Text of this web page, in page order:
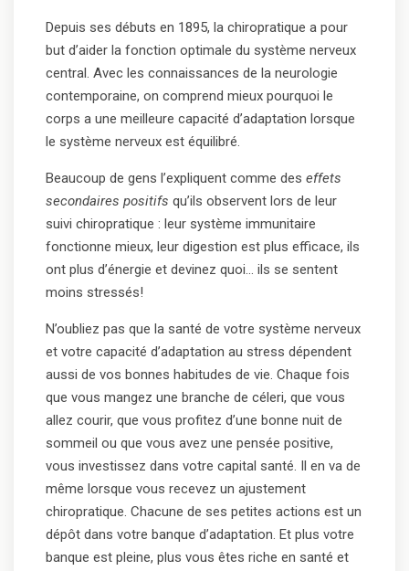
Depuis ses débuts en 1895, la chiropratique a pour
but d’aider la fonction optimale du système nerveux
central. Avec les connaissances de la neurologie
contemporaine, on comprend mieux pourquoi le
corps a une meilleure capacité d’adaptation lorsque
le système nerveux est équilibré.
Beaucoup de gens l’expliquent comme des effets
secondaires positifs qu’ils observent lors de leur
suivi chiropratique : leur système immunitaire
fonctionne mieux, leur digestion est plus efficace, ils
ont plus d’énergie et devinez quoi… ils se sentent
moins stressés!
N’oubliez pas que la santé de votre système nerveux
et votre capacité d’adaptation au stress dépendent
aussi de vos bonnes habitudes de vie. Chaque fois
que vous mangez une branche de céleri, que vous
allez courir, que vous profitez d’une bonne nuit de
sommeil ou que vous avez une pensée positive,
vous investissez dans votre capital santé. Il en va de
même lorsque vous recevez un ajustement
chiropratique. Chacune de ses petites actions est un
dépôt dans votre banque d’adaptation. Et plus votre
banque est pleine, plus vous êtes riche en santé et